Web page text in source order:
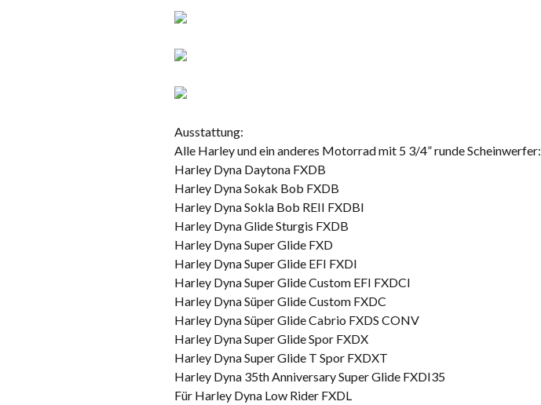
Ausstattung:
Alle Harley und ein anderes Motorrad mit 5 3/4” runde Scheinwerfer:
Harley Dyna Daytona FXDB
Harley Dyna Sokak Bob FXDB
Harley Dyna Sokla Bob REII FXDBI
Harley Dyna Glide Sturgis FXDB
Harley Dyna Super Glide FXD
Harley Dyna Super Glide EFI FXDI
Harley Dyna Super Glide Custom EFI FXDCI
Harley Dyna Süper Glide Custom FXDC
Harley Dyna Süper Glide Cabrio FXDS CONV
Harley Dyna Super Glide Spor FXDX
Harley Dyna Super Glide T Spor FXDXT
Harley Dyna 35th Anniversary Super Glide FXDI35
Für Harley Dyna Low Rider FXDL